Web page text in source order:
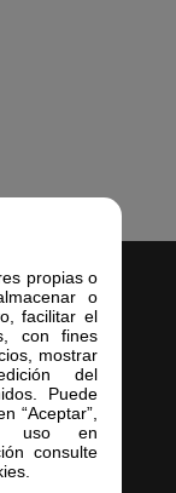
propias o
o
facilitar el
con fines
mostrar
del
Puede
“Aceptar”,
uso en
consulte